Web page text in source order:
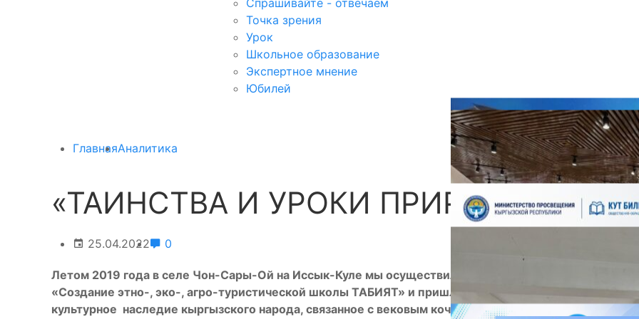
Спрашивайте - отвечаем
Точка зрения
Урок
Школьное образование
Экспертное мнение
Юбилей
ГлавнаяАналитика
«ТАИНСТВА И УРОКИ ПРИРОДЫ»
25.04.2022 0
Летом 2019 года в селе Чон-Сары-Ой на Иссык-Куле мы осуществили проект ЮНЕСКО
«Создание этно-, эко-, агро-туристической школы ТАБИЯТ» и пришли к выводу, что богатое
культурное наследие кыргызского народа, связанное с вековым кочевым образом жизни в